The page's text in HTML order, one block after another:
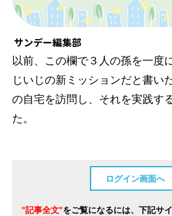
サンデー編集部
以前、この欄で３人の孫を一度
じいじの新ミッションだと書い
の自宅を訪問し、それを実践す
た。
ログイン画面へ
"記事全文"をご覧になるには、下記サ